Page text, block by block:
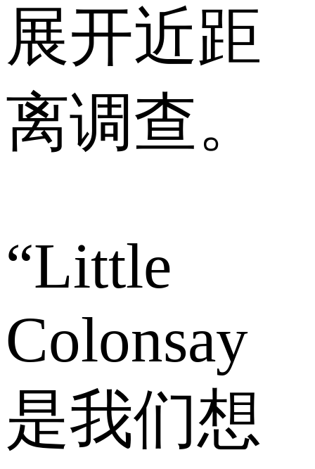
展开近距
离调查。
“Little
Colonsay
是我们想